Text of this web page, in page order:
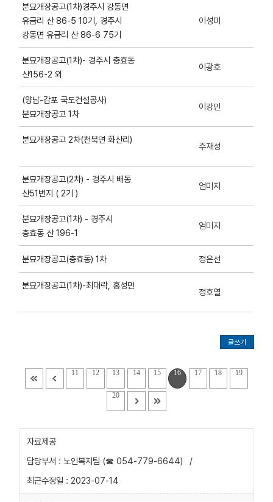
분묘개장공고(1차)경주시 강동면
유금리 산 86-5 10기, 경주시
강동면 유금리 산 86-6 75기
이성미
분묘개장공고(1차)- 경주시 충효동
산156-2 외
이광호
(양남-감포 국도건설공사)
분묘개장공고 1차
이강민
분묘개장공고 2차(천북면 화산리)
주재성
분묘개장공고(2차) - 경주시 배동
산51번지 ( 2기 )
엄미지
분묘개장공고(1차) - 경주시
충효동 산 196-1
엄미지
분묘개장공고(충효동) 1차 정은선
분묘개장공고(1차)-최대락, 홍성민
정호열
글쓰기
11 12 13 14 15 16 17 18 19
20
자료제공
담당부서 : 노인복지팀 (☎ 054-779-6644)
/
최근수정일 : 2023-07-14